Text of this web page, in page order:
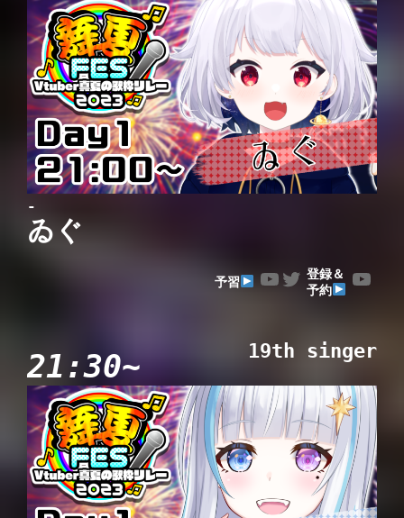
-
ゐぐ
予習 YouTube Twitter
登録＆
予約
YouTube
21:30~ 19th singer